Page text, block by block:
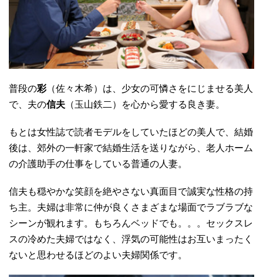
普段の彩（佐々木希）は、少女の可憐さをにじませる美人
で、夫の信夫 （玉山鉄二）を心から愛する良き妻。
もとは女性誌で読者モデルをしていたほどの美人で、結婚
後は、郊外の一軒家で結婚生活を送りながら、老人ホーム
の介護助手の仕事をしている普通の人妻。
信夫も穏やかな笑顔を絶やさない真面目で誠実な性格の持
ち主。夫婦は非常に仲が良くさまざまな場面でラブラブな
シーンが観れます。もちろんベッドでも。。。セックスレ
スの冷めた夫婦ではなく、浮気の可能性はお互いまったく
ないと思わせるほどのよい夫婦関係です。